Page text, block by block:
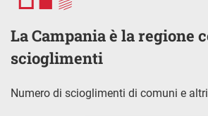
La Campania è la regione
scioglimenti
Numero di scioglimenti di comuni e